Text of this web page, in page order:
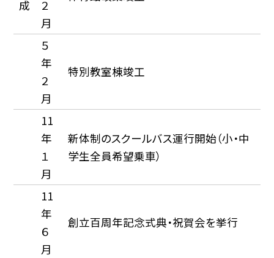
成
２
月
５
年
２
月
特別教室棟竣工
11
年
１
月
新体制のスクールバス運行開始（小・中
学生全員希望乗車）
11
年
６
月
創立百周年記念式典・祝賀会を挙行